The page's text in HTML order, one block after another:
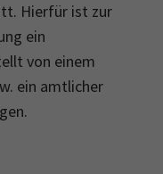
Hierfür ist zur
ein
von einem
ein amtlicher